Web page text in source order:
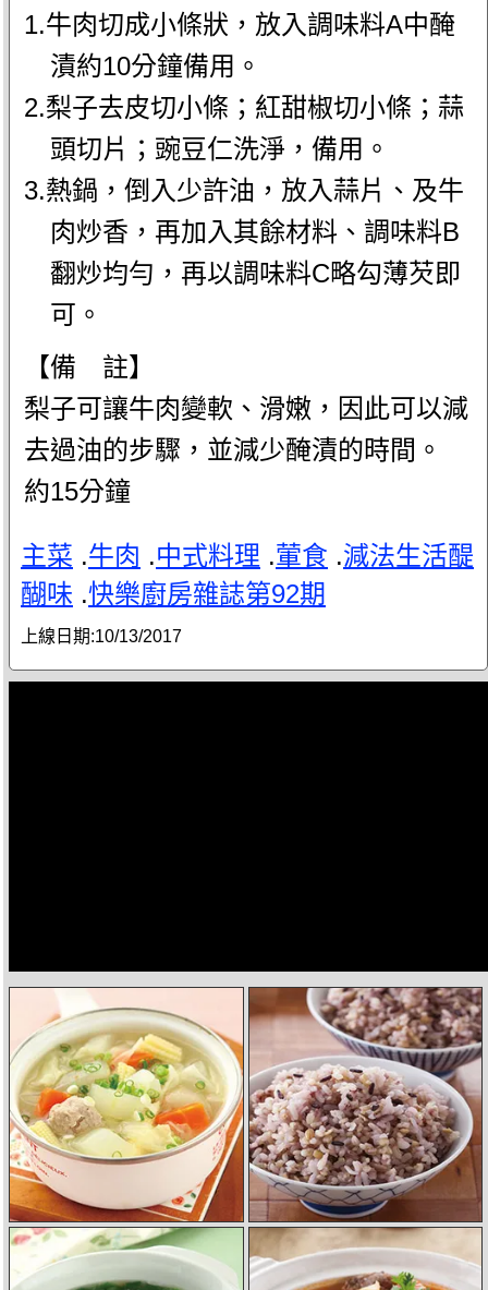
1.牛肉切成小條狀，放入調味料A中醃
漬約10分鐘備用。
2.梨子去皮切小條；紅甜椒切小條；蒜
頭切片；豌豆仁洗淨，備用。
3.熱鍋，倒入少許油，放入蒜片、及牛
肉炒香，再加入其餘材料、調味料B
翻炒均勻，再以調味料C略勾薄芡即
可。
【備 註】
梨子可讓牛肉變軟、滑嫩，因此可以減
去過油的步驟，並減少醃漬的時間。
約15分鐘
主菜 .牛肉 .中式料理 .葷食 .減法生活醍
醐味 .快樂廚房雜誌第92期
上線日期:10/13/2017